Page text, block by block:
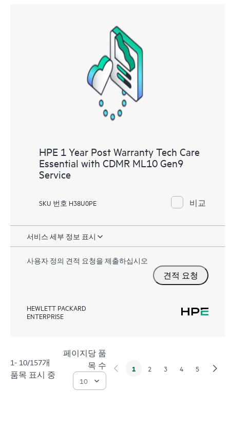
HPE 1 Year Post Warranty Tech Care
Essential with CDMR ML10 Gen9
Service
SKU 번호 H38U0PE 비교
서비스 세부 정보 표시
사용자 정의 견적 요청을 제출하십시오
견적 요청
HEWLETT PACKARD
ENTERPRISE
1- 10/157개
품목 표시 중
페이지당 품
목 수
1 2 3 4 5